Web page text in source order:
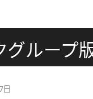
ループ
日